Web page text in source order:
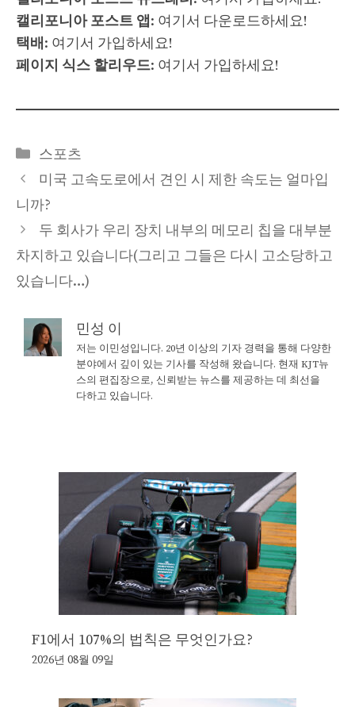
캘리포니아 포스트 앱 : 여기서 다운로드하세요!
택배 : 여기서 가입하세요!
페이지 식스 할리우드: 여기서 가입하세요!
Categories
스포츠
미국 고속도로에서 견인 시 제한 속도는 얼마입
니까?
두 회사가 우리 장치 내부의 메모리 칩을 대부분
차지하고 있습니다(그리고 그들은 다시 고소당하고
있습니다…)
민성 이
저는 이민성입니다. 20년 이상의 기자 경력을 통해 다양한
분야에서 깊이 있는 기사를 작성해 왔습니다. 현재 KJT뉴
스의 편집장으로, 신뢰받는 뉴스를 제공하는 데 최선을
다하고 있습니다.
F1에서 107%의 법칙은 무엇인가요?
2026년 08월 09일